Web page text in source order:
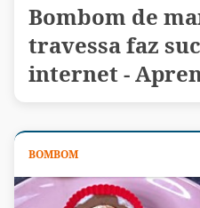
Bombom de
travessa faz
internet -
BOMBOM